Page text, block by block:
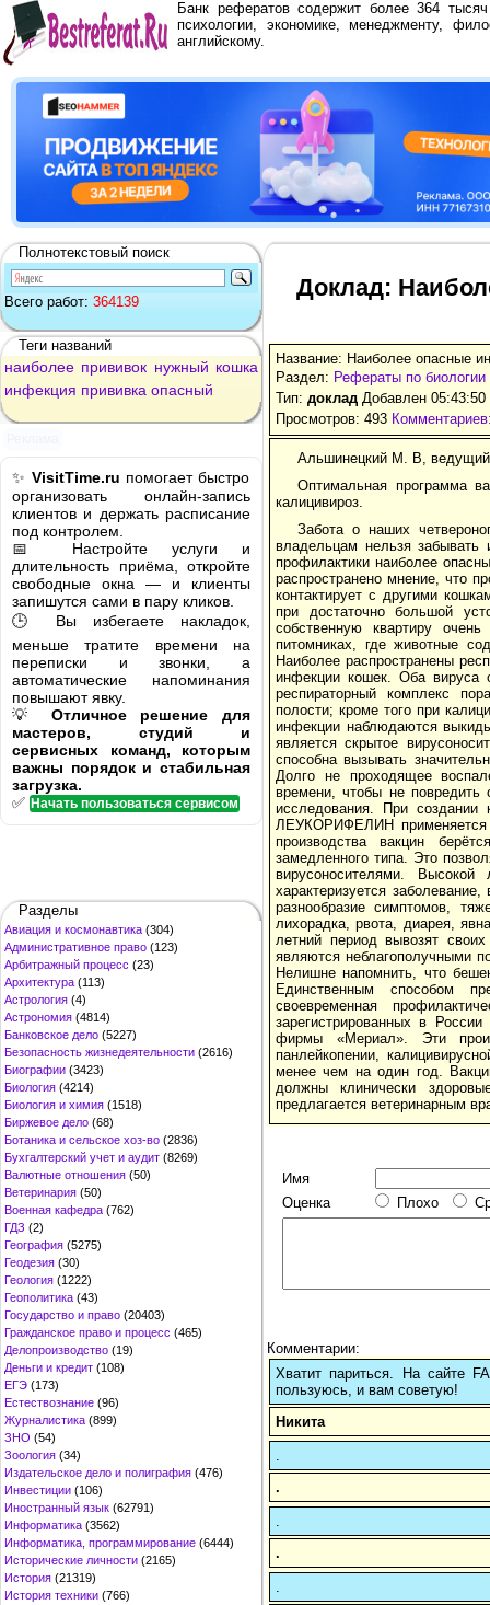
Банк рефератов содержит более 364
психологии, экономике, менеджменту,
английскому.
Полнотекстовый поиск
Всего работ: 364139
Теги названий
наиболее прививок нужный кошка
инфекция прививка опасный
✨ VisitTime.ru помогает быстро
организовать онлайн-запись
клиентов и держать расписание
под контролем.
📅 Настройте услуги и
длительность приёма, откройте
свободные окна — и клиенты
запишутся сами в пару кликов.
🕒 Вы избегаете накладок,
меньше тратите времени на
переписки и звонки, а
автоматические напоминания
повышают явку.
💡 Отличное решение для
мастеров, студий и
сервисных команд, которым
важны порядок и стабильная
загрузка.
✅ Начать пользоваться сервисом
Разделы
Авиация и космонавтика (304)
Административное право (123)
Арбитражный процесс (23)
Архитектура (113)
Астрология (4)
Астрономия (4814)
Банковское дело (5227)
Безопасность жизнедеятельности (2616)
Биографии (3423)
Биология (4214)
Биология и химия (1518)
Биржевое дело (68)
Ботаника и сельское хоз-во (2836)
Бухгалтерский учет и аудит (8269)
Валютные отношения (50)
Ветеринария (50)
Военная кафедра (762)
ГДЗ (2)
География (5275)
Геодезия (30)
Геология (1222)
Геополитика (43)
Государство и право (20403)
Гражданское право и процесс (465)
Делопроизводство (19)
Деньги и кредит (108)
ЕГЭ (173)
Естествознание (96)
Журналистика (899)
ЗНО (54)
Зоология (34)
Издательское дело и полиграфия (476)
Инвестиции (106)
Иностранный язык (62791)
Информатика (3562)
Информатика, программирование (6444)
Исторические личности (2165)
История (21319)
История техники (766)
Доклад:
Название: Наиболее опасные
Раздел: Рефераты по биологии
Тип: доклад Добавлен
Просмотров: 493
Альшинецкий М. В, ведущий
Оптимальная программа
калицивироз.
Забота о наших
владельцам нельзя забывать
профилактики наиболее
распространено мнение, что
контактирует с другими
при достаточно большой
собственную квартиру
питомниках, где животные
Наиболее распространены
инфекции кошек. Оба вируса
респираторный комплекс
полости; кроме того при
инфекции наблюдаются
является скрытое
способна вызывать
Долго не проходящее
времени, чтобы не повредить
исследования. При
ЛЕУКОРИФЕЛИН применяется
производства вакцин
замедленного типа. Это
вирусоносителями.
характеризуется
разнообразие симптомов,
лихорадка, рвота, диарея,
летний период вывозят
являются неблагополучными
Нелишне напомнить, что
Единственным способом
своевременная
зарегистрированных в
фирмы «Мериал». Эти
панлейкопении,
менее чем на один год.
должны клинически
предлагается ветеринарным
Имя
Оценка
Плохо
Комментарии:
Хватит париться. На сайте
пользуюсь, и вам советую!
Никита
.
.